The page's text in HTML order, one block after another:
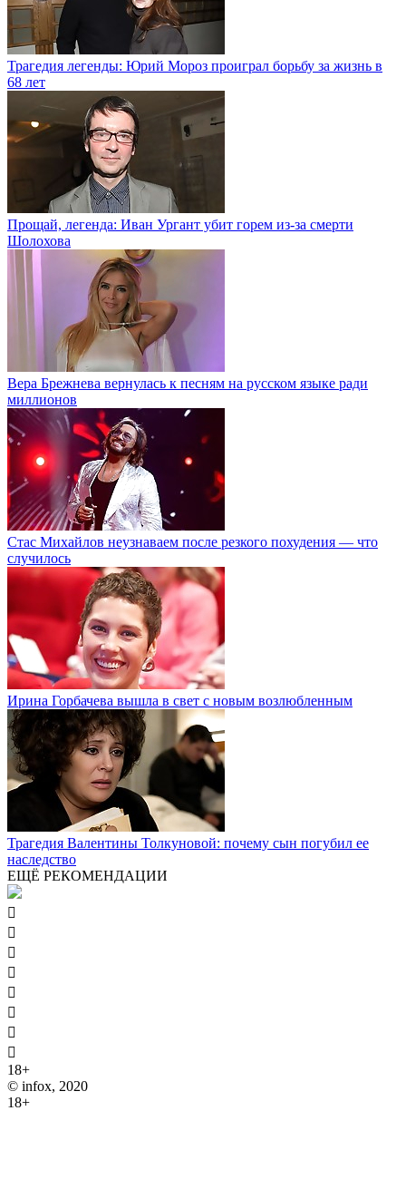
Трагедия легенды: Юрий Мороз проиграл борьбу за жизнь в
68 лет
Прощай, легенда: Иван Ургант убит горем из-за смерти
Шолохова
Вера Брежнева вернулась к песням на русском языке ради
миллионов
Стас Михайлов неузнаваем после резкого похудения — что
случилось
Ирина Горбачева вышла в свет с новым возлюбленным
Трагедия Валентины Толкуновой: почему сын погубил ее
наследство
ЕЩЁ РЕКОМЕНДАЦИИ








18+
© infox, 2020
18+